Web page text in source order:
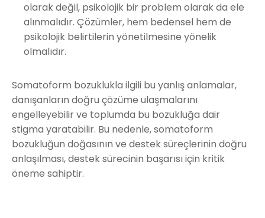
olarak değil, psikolojik bir problem olarak da ele
alınmalıdır. Çözümler, hem bedensel hem de
psikolojik belirtilerin yönetilmesine yönelik
olmalıdır.
Somatoform bozuklukla ilgili bu yanlış anlamalar,
danışanların doğru çözüme ulaşmalarını
engelleyebilir ve toplumda bu bozukluğa dair
stigma yaratabilir. Bu nedenle, somatoform
bozukluğun doğasının ve destek süreçlerinin doğru
anlaşılması, destek sürecinin başarısı için kritik
öneme sahiptir.